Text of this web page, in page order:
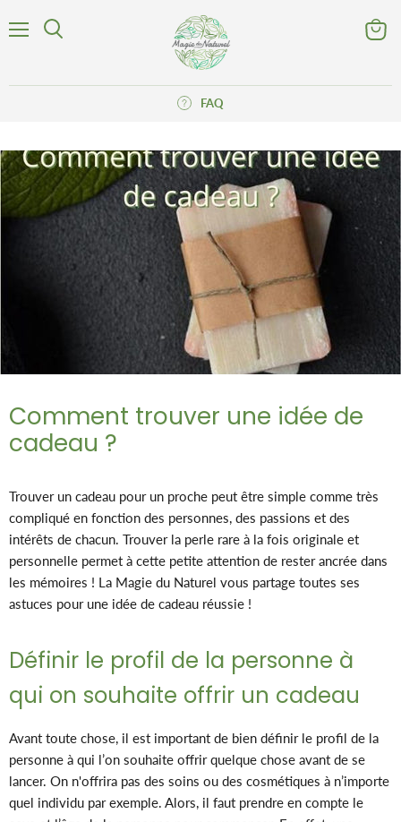
FAQ
Comment trouver une idée de
cadeau ?
Trouver un cadeau pour un proche peut être simple comme très
compliqué en fonction des personnes, des passions et des
intérêts de chacun. Trouver la perle rare à la fois originale et
personnelle permet à cette petite attention de rester ancrée dans
les mémoires ! La Magie du Naturel vous partage toutes ses
astuces pour une idée de cadeau réussie !
Définir le profil de la personne à
qui on souhaite offrir un cadeau
Avant toute chose, il est important de bien définir le profil de la
personne à qui l’on souhaite offrir quelque chose avant de se
lancer. On n'offrira pas des soins ou des cosmétiques à n’importe
quel individu par exemple. Alors, il faut prendre en compte le